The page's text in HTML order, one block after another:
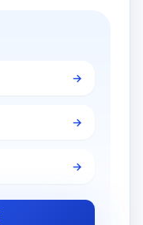
→
→
→